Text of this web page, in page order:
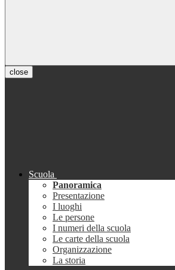
close
Scuola
Panoramica
Presentazione
I luoghi
Le persone
I numeri della scuola
Le carte della scuola
Organizzazione
La storia